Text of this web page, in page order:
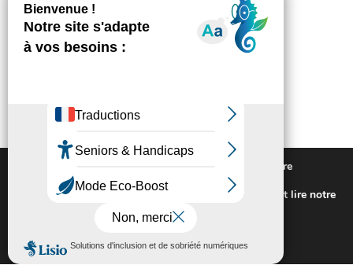
Nous utilisons des cookies pour vous offrir la meilleure
expérience sur notre site.
Pour connaitre les cookies utilisés ou les désactiver et lire notre
politique de confidentialité,
cliquez-ici
Accepter